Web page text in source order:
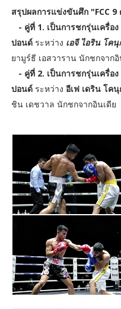
สรุปผลการแข่งขันศึก "FCC
- คู่ที่ 1. เป็นการชกรุ่นเครื่อ
ปอนด์ ระหว่าง เอจี ไอริน โคนุ
ยามูร์ธี เอสวาราน นักชกจากอิ
- คู่ที่ 2. เป็นการชกรุ่นเครื่อ
ปอนด์ระหว่าง อีเฟ เดริน โคนุ
ชิน เดชวาล นักชกจากอินเดีย